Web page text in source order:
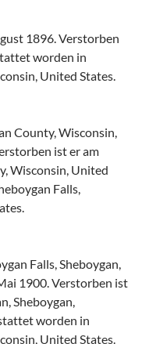
1896. Verstorben
worden in
United States.
County, Wisconsin,
ist er am
Wisconsin, United
Falls,
Falls, Sheboygan,
1900. Verstorben ist
Sheboygan,
worden in
United States.